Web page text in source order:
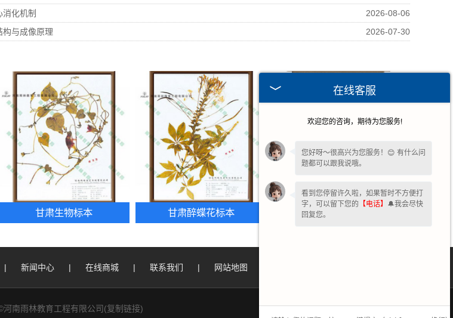
化机制
2026-08-06
与成像原理
2026-07-30
甘肃生物标本 甘肃醉蝶花标本 甘肃紫堇科腊叶标本
| 新闻中心 | 在线商城 | 联系我们 | 网站地图
河南雨林教育工程有限公司(复制链接)
在线客服
欢迎您的咨询，期待为您服务!
您好呀～很高兴为您服务！😊 有什么问
题都可以跟我说哦。
看到您停留许久啦，如果暂时不方便打
字，可以留下您的 【电话】 🔔我会尽快
回复您。